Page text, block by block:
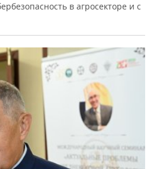
в агросекторе и с